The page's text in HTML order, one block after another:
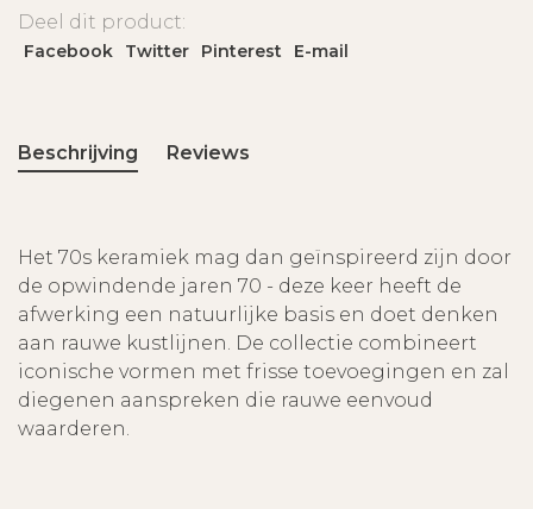
Deel dit product:
Facebook Twitter Pinterest E-mail
Beschrijving Reviews
Het 70s keramiek mag dan geïnspireerd zijn door
de opwindende jaren 70 - deze keer heeft de
afwerking een natuurlijke basis en doet denken
aan rauwe kustlijnen. De collectie combineert
iconische vormen met frisse toevoegingen en zal
diegenen aanspreken die rauwe eenvoud
waarderen.